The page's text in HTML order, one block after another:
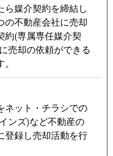
ら媒介契約を締結し
の不動産会社に売却
約(専属専任媒介契
売却の依頼ができる
ネット・チラシでの
ンズ)など不動産の
登録し売却活動を行